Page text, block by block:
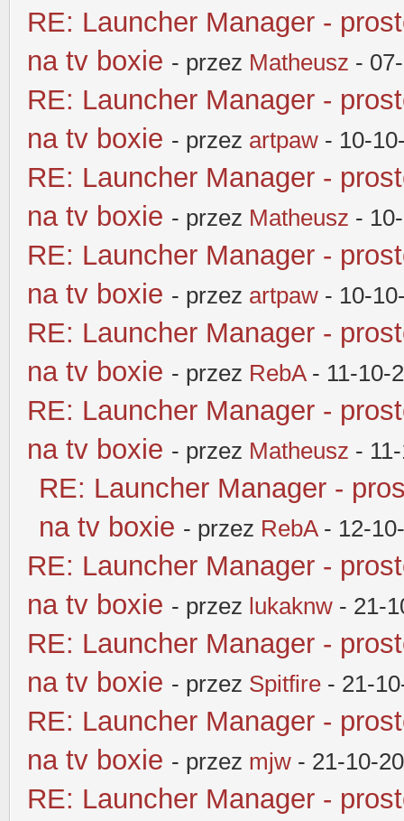
RE: Launcher Manager -
na tv boxie - przez Matheusz -
RE: Launcher Manager -
na tv boxie - przez artpaw - 10-
RE: Launcher Manager -
na tv boxie - przez Matheusz -
RE: Launcher Manager -
na tv boxie - przez artpaw - 10-
RE: Launcher Manager -
na tv boxie - przez RebA- 11-10-
RE: Launcher Manager -
na tv boxie - przez Matheusz -
RE: Launcher Manager -
na tv boxie - przez RebA- 12-
RE: Launcher Manager -
na tv boxie - przez lukaknw - 21-
RE: Launcher Manager -
na tv boxie - przez Spitfire - 21-
RE: Launcher Manager -
na tv boxie - przez mjw - 21-10-
RE: Launcher Manager -